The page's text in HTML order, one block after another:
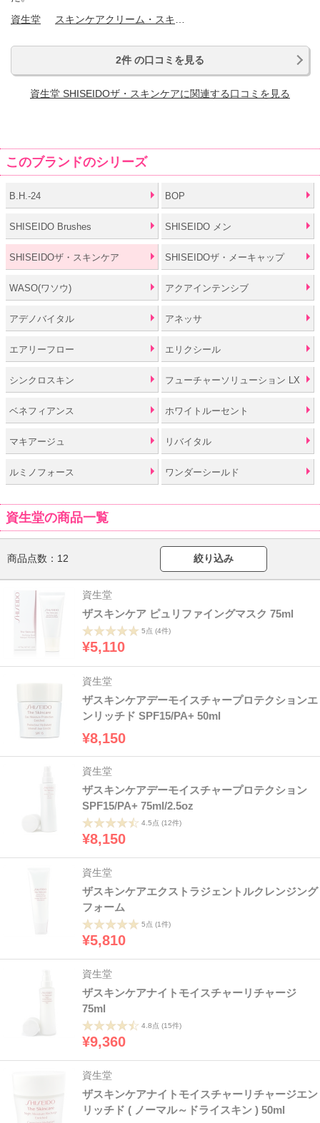
資生堂
2件 の口コミを見る
資生堂 SHISEIDOザ・スキンケアに関連する口コミを見る
このブランドのシリーズ
B.H.-24 BOP
SHISEIDO Brushes SHISEIDO メン
SHISEIDOザ・スキンケア SHISEIDOザ・メーキャップ
WASO(ワソウ) アクアインテンシブ
アデノバイタル アネッサ
エアリーフロー エリクシール
シンクロスキン フューチャーソリューション LX
ベネフィアンス ホワイトルーセント
マキアージュ リバイタル
ルミノフォース ワンダーシールド
資生堂の商品一覧
商品点数： 12 絞り込み
資生堂
ザスキンケア ピュリファイングマスク 75ml
5点 (4件)
¥5,110
資生堂
ザスキンケアデーモイスチャープロテクションエ
ンリッチド SPF15/PA+ 50ml
¥8,150
資生堂
ザスキンケアデーモイスチャープロテクション
SPF15/PA+ 75ml/2.5oz
4.5点 (12件)
¥8,150
資生堂
ザスキンケアエクストラジェントルクレンジング
フォーム
5点 (1件)
¥5,810
資生堂
ザスキンケアナイトモイスチャーリチャージ
75ml
4.8点 (15件)
¥9,360
資生堂
ザスキンケアナイトモイスチャーリチャージエン
リッチド ( ノーマル～ドライスキン ) 50ml